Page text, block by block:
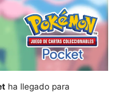
ha llegado para